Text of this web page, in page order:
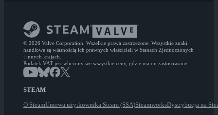
© 2026 Valve Corporation. Wszelkie prawa zastrzeżone. Wszystkie znaki
handlowe są własnością ich prawnych właścicieli w Stanach Zjednoczonych
i innych krajach.
Podatek VAT jest wliczony we wszystkie ceny, gdzie ma on zastosowanie.
STEAM
O SteamUmowa użytkownika Steam (SSA)SteamworksDystrybucja na